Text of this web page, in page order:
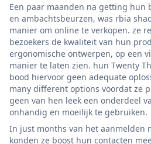
Een paar maanden na getting hun
en ambachtsbeurzen, was rbia
manier om online te verkopen. ze
bezoekers de kwaliteit van hun
ergonomische ontwerpen, op een
manier te laten zien. hun Twenty
bood hiervoor geen adequate
many different options voordat ze
geen van hen leek een onderdeel
onhandig en moeilijk te gebruiken.
In just months van het aanmelden
konden ze boost hun contacten